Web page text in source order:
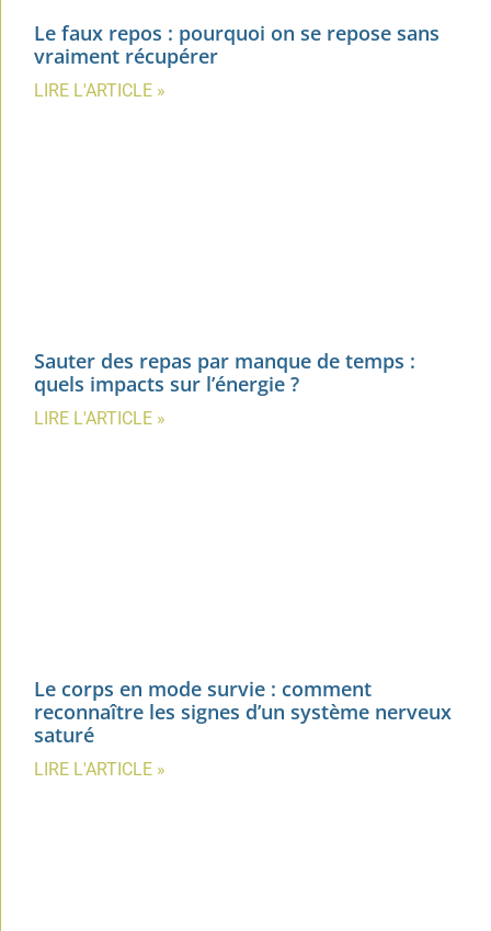
Le faux repos : pourquoi on se repose sans
vraiment récupérer
LIRE L'ARTICLE »
Sauter des repas par manque de temps :
quels impacts sur l’énergie ?
LIRE L'ARTICLE »
Le corps en mode survie : comment
reconnaître les signes d’un système nerveux
saturé
LIRE L'ARTICLE »